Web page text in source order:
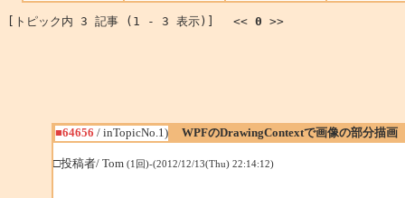
[トピック内 3 記事 (1 - 3 表示)] << 0 >>
■64656 / inTopicNo.1) WPFのDrawingContextで画像の部分描画
□投稿者/ Tom (1回)-(2012/12/13(Thu) 22:14:12)